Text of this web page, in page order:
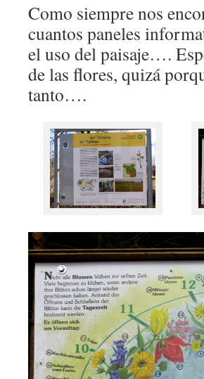
Como siempre nos
cuantos paneles
el uso del paisaje….
de las flores, quizá
tanto….